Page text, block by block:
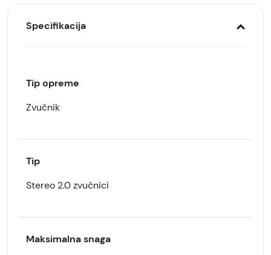
Specifikacija
Tip opreme
Zvučnik
Tip
Stereo 2.0 zvučnici
Maksimalna snaga